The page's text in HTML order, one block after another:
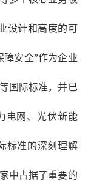
设计和高度的可
障安全”作为企业
国际标准，并已
电网、光伏新能
标准的深刻理解
中占据了重要的